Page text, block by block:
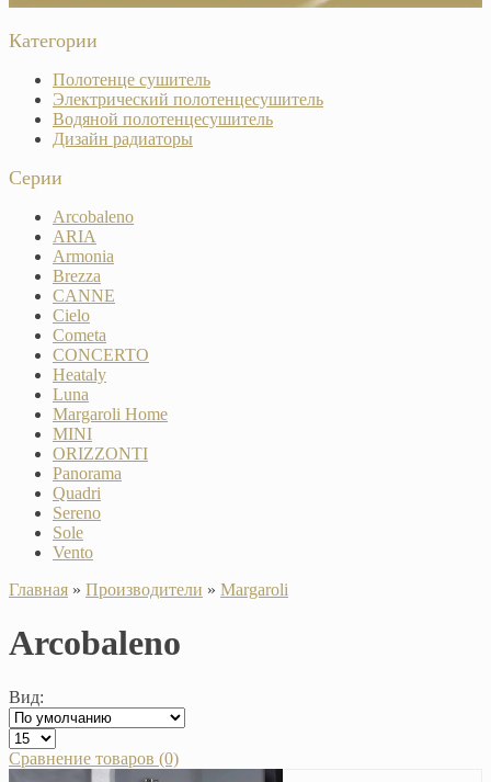
Категории
Полотенце сушитель
Электрический полотенцесушитель
Водяной полотенцесушитель
Дизайн радиаторы
Серии
Arcobaleno
ARIA
Armonia
Brezza
CANNE
Cielo
Cometa
CONCERTO
Heataly
Luna
Margaroli Home
MINI
ORIZZONTI
Panorama
Quadri
Sereno
Sole
Vento
Главная » Производители » Margaroli
Arcobaleno
Вид:
Сравнение товаров (0)